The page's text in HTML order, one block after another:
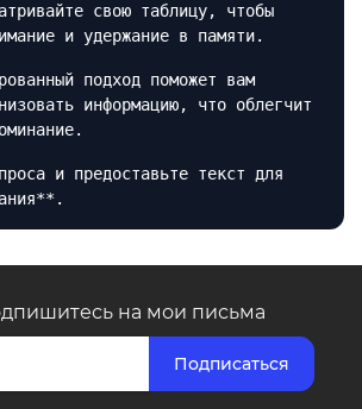
свою таблицу, чтобы
и удержание в памяти.
подход поможет вам
информацию, что облегчит
и предоставьте текст для
на мои письма